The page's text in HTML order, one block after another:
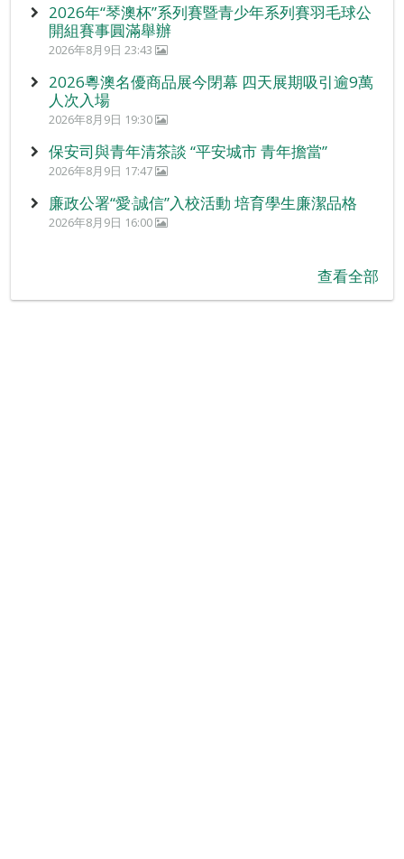
2026年“琴澳杯”系列賽暨青少年系列賽羽毛球公
開組賽事圓滿舉辦
2026年8月9日 23:43
2026粵澳名優商品展今閉幕 四天展期吸引逾9萬
人次入場
2026年8月9日 19:30
保安司與青年清茶談 “平安城市 青年擔當”
2026年8月9日 17:47
廉政公署“愛‧誠信”入校活動 培育學生廉潔品格
2026年8月9日 16:00
查看全部